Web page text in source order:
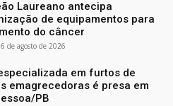
Laureano antecipa
de equipamentos para
do câncer
6 de agosto de 2026
em furtos de
emagrecedoras é presa em
PB